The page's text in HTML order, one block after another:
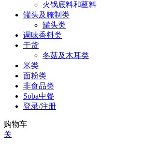
火锅底料和蘸料
罐头及腌制类
罐头类
调味香料类
干货
冬菇及木耳类
米类
面粉类
非食品类
Soba中餐
登录/注册
购物车
关